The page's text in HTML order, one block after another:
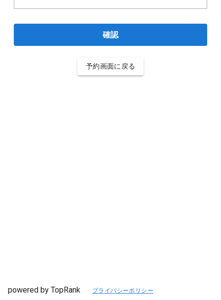
確認
予約画面に戻る
powered by TopRank プライバシーポリシー